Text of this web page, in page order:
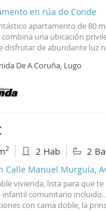
en rúa do Conde
apartamento de 80
una ubicación
disfrutar de abundante luz
uno equipado
salón y una cocina
por lo que no tendrás
y empezar a disfrutar de tu
De A Coruña, Lugo
2 2 Hab 2
Calle Manuel Murguía,
vivienda, lista para que
infantil comunitario
con cama doble, la